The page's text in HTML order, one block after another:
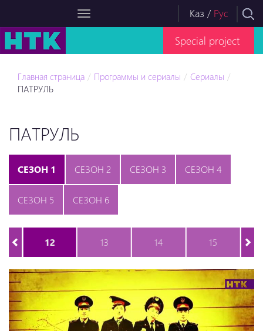
Каз / Рус
Special project
Главная страница Программы и сериалы
Сериалы
ПАТРУЛЬ
ПАТРУЛЬ
СЕЗОН 1 СЕЗОН 2 СЕЗОН 3 СЕЗОН 4
СЕЗОН 5 СЕЗОН 6
12 13 14 15